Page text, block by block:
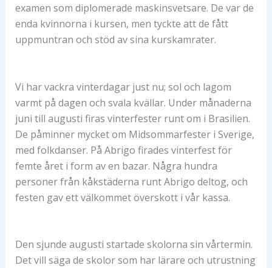
examen som diplomerade maskinsvetsare. De var de
enda kvinnorna i kursen, men tyckte att de fått
uppmuntran och stöd av sina kurskamrater.
Vi har vackra vinterdagar just nu; sol och lagom
varmt på dagen och svala kvällar. Under månaderna
juni till augusti firas vinterfester runt om i Brasilien.
De påminner mycket om Midsommarfester i Sverige,
med folkdanser. På Abrigo firades vinterfest för
femte året i form av en bazar. Några hundra
personer från kåkstäderna runt Abrigo deltog, och
festen gav ett välkommet överskott i vår kassa.
Den sjunde augusti startade skolorna sin vårtermin.
Det vill säga de skolor som har lärare och utrustning